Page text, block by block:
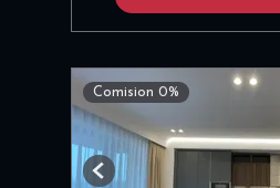
Comision 0%
Previous